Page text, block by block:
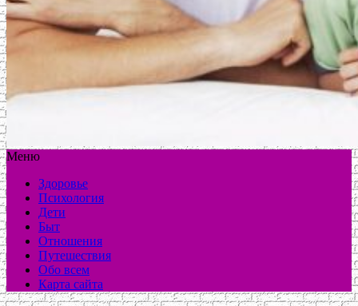
Меню
Здоровье
Психология
Дети
Быт
Отношения
Путешествия
Обо всем
Карта сайта